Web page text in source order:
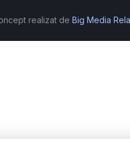
realizat de Big Media